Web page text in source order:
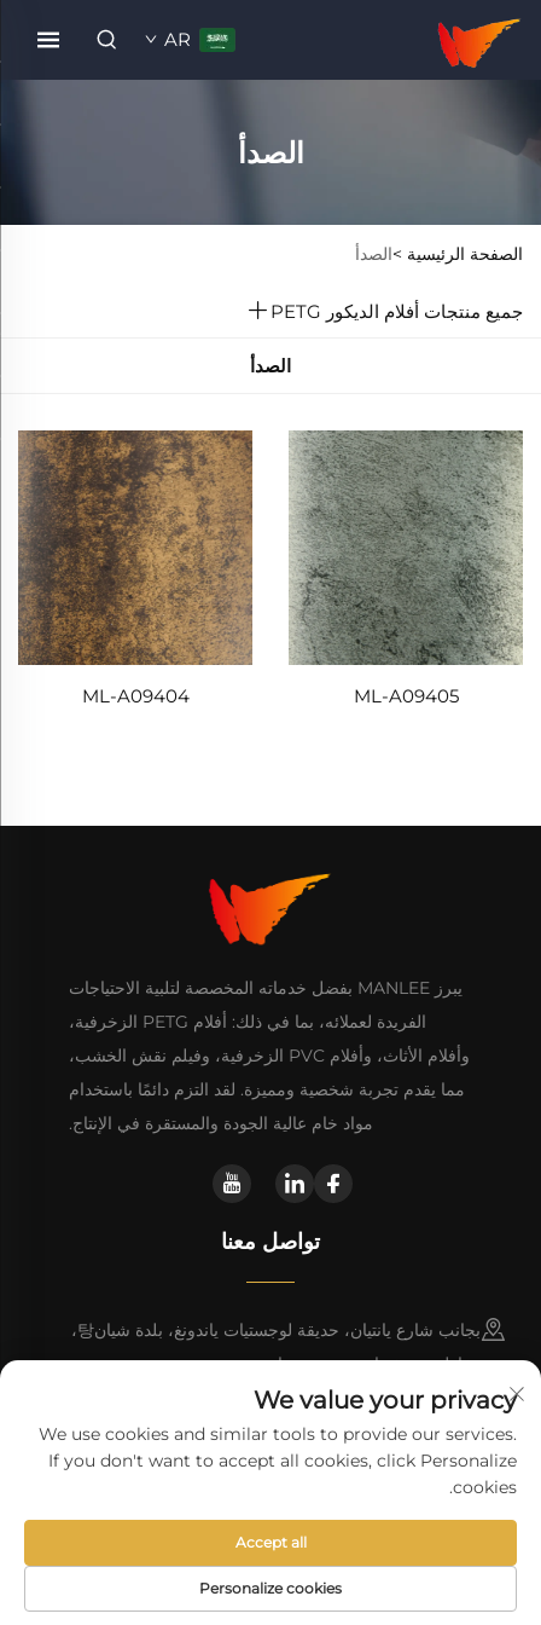
AR
الصدأ
الصفحة الرئيسية >الصدأ
جميع منتجات أفلام الديكور PETG
الصدأ
ML-A09405
ML-A09404
يبرز MANLEE بفضل خدماته المخصصة لتلبية الاحتياجات
الفريدة لعملائه، بما في ذلك: أفلام PETG الزخرفية،
وأفلام الأثاث، وأفلام PVC الزخرفية، وفيلم نقش الخشب،
مما يقدم تجربة شخصية ومميزة. لقد التزم دائمًا باستخدام
مواد خام عالية الجودة والمستقرة في الإنتاج.
تواصل معنا
بجانب شارع يانتيان، حديقة لوجستيات ياندونغ، بلدة شيان탕،
مقاطعة دونغيوان، مدينة هييوان
+86 13923680051
[email protected]
حقوق النسخ © شركة هايوان وانلي للتكنولوجيا المحدودة.سياسة الخصوصية
We value your privacy
We use cookies and similar tools to provide our services.
If you don't want to accept all cookies, click Personalize
cookies.
Personalize cookies
Accept all